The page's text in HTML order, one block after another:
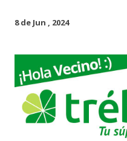
8 de Jun , 2024